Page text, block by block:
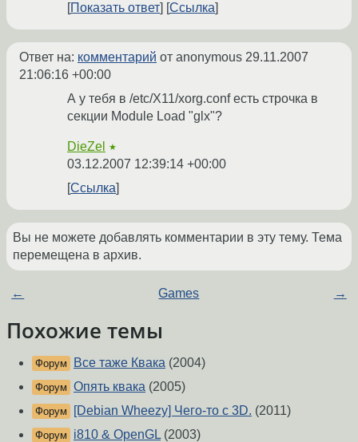
Показать ответ
Ссылка
Ответ на: комментарий от anonymous 29.11.2007
21:06:16 +00:00
А у тебя в /etc/X11/xorg.conf есть строчка в
секции Module Load "glx"?
DieZel ★
03.12.2007 12:39:14 +00:00
Ссылка
Вы не можете добавлять комментарии в эту тему. Тема
перемещена в архив.
← Games →
Похожие темы
Форум Все таже Квака (2004)
Форум Опять квака (2005)
Форум [Debian Wheezy] Чего-то с 3D. (2011)
Форум i810 & OpenGL (2003)